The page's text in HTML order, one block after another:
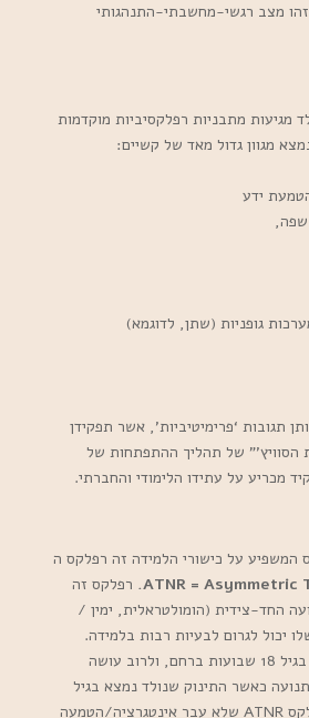
זהו מצב רגשי-מחשבתי-התנהגותי
מגיעות מתבניות רפלקסיביות מוקדמות
מגוון גדול מאד של קשיים:
תגובות ‘פרימיטיביות’, אשר תפקידן
הסוויץ'” של תהליך ההתפתחות של
מכריע על עתידו הלימודי והחברתי.
המשפיע על כישורי הלמידה זה רפלקס ה
ATNR = Asymmetric רפלקס זה
החד-צידית (הומולטראלית, ימין /
יכול לגרום לבעיות רבות בלמידה.
הרפלקס מתחיל לפעול בגיל 18 שבועות ברחם, ולרוב עושה
כאשר התינוק שנולד נמצא בגיל
שבין 3-6 חודשים. רפלקס ATNR שלא עבר אינטגרציה/הטמעה